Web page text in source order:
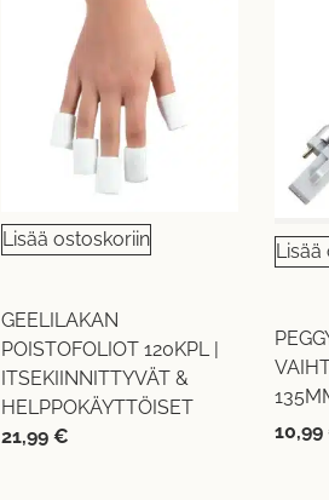
Lisää ostoskoriin
GEELILAKAN
POISTOFOLIOT 120KPL |
ITSEKIINNITTYVÄT &
HELPPOKÄYTTÖISET
21,99€
Lisää
10,99